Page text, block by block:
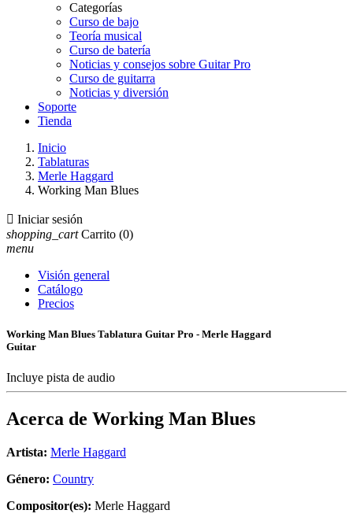
Categorías
Curso de bajo
Teoría musical
Curso de batería
Noticias y consejos sobre Guitar Pro
Curso de guitarra
Noticias y diversión
Soporte
Tienda
Inicio
Tablaturas
Merle Haggard
Working Man Blues
 Iniciar sesión
shopping_cart Carrito (0)
menu
Visión general
Catálogo
Precios
Working Man Blues Tablatura Guitar Pro - Merle Haggard
Guitar
Incluye pista de audio
Acerca de Working Man Blues
Artista: Merle Haggard
Género: Country
Compositor(es): Merle Haggard